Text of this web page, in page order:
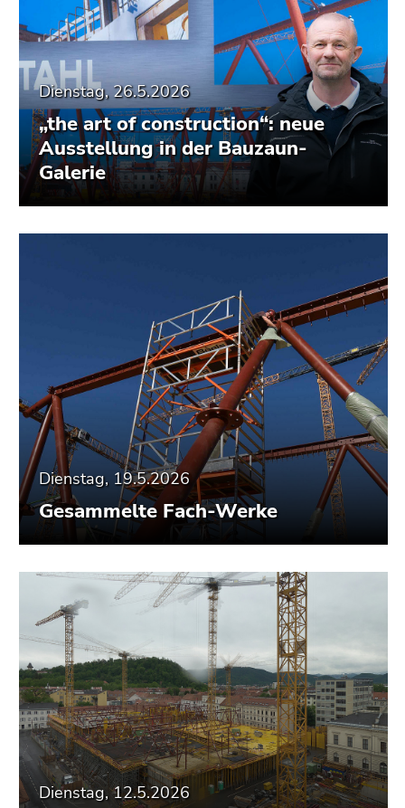
Dienstag, 26.5.2026
„the art of construction“: neue
Ausstellung in der Bauzaun-
Galerie
Dienstag, 19.5.2026
Gesammelte Fach-Werke
Dienstag, 12.5.2026